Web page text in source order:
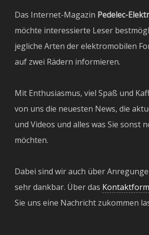
Das Internet-Magazin Pedelec-
möchte interessierte Leser
jegliche Arten der elektromobilen
auf zwei Rädern informieren.
Mit Enthusiasmus, viel Spaß und
von uns die neuesten News, die
und Videos und alles was Sie sonst
möchten.
Dabei sind wir auch über
sehr dankbar. Über das
Sie uns eine Nachricht zukommen